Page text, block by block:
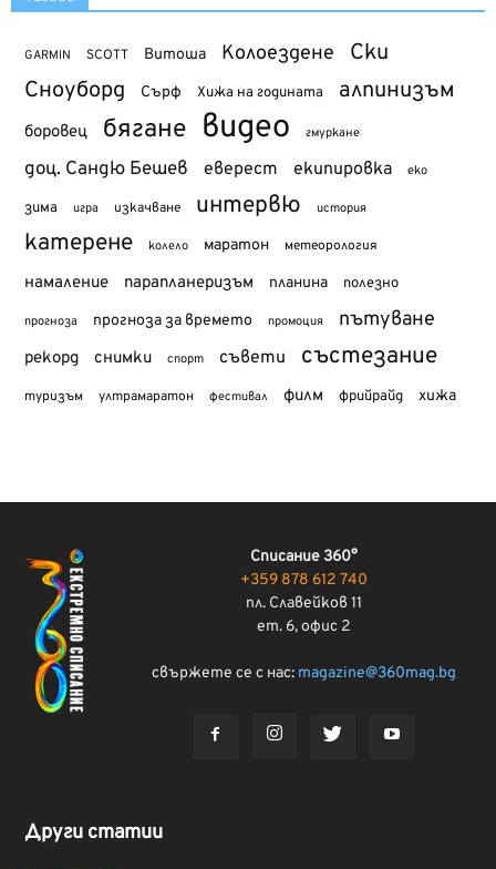
GARMIN SCOTT Витоша Колоездене Ски
Сноуборд Сърф Хижа на годината алпинизъм
боровец бягане видео гмуркане
доц. Сандю Бешев еверест екипировка еко
зима игра изкачване интервю история
катерене колело маратон метеорология
намаление парапланеризъм планина полезно
прогноза прогноза за времето промоция пътуване
рекорд снимки спорт съвети състезание
туризъм ултрамаратон фестивал филм фрийрайд хижа
Списание 360°
+359 878 612 740
пл. Славейков 11
ет. 6, офис 2
свържете се с нас: magazine@360mag.bg
Други статии